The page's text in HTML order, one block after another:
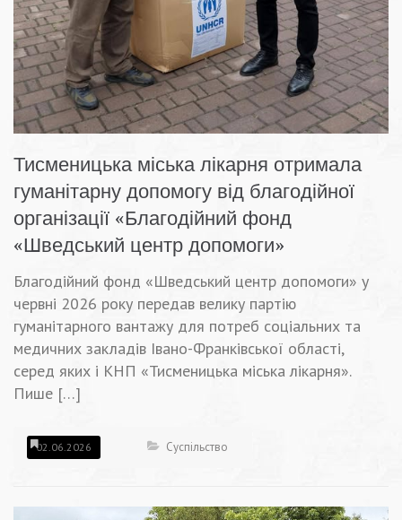
Тисменицька міська лікарня отримала
гуманітарну допомогу від благодійної
організації «Благодійний фонд
«Шведський центр допомоги»
Благодійний фонд «Шведський центр допомоги» у
червні 2026 року передав велику партію
гуманітарного вантажу для потреб соціальних та
медичних закладів Івано-Франківської області,
серед яких і КНП «Тисменицька міська лікарня».
Пише […]
02.06.2026 Суспільство